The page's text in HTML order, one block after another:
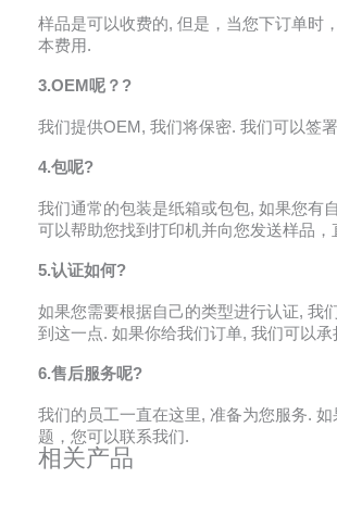
样品是可以收费的, 但是，当您下订单时
本费用.
3.OEM呢？?
我们提供OEM, 我们将保密. 我们可以签
4.包呢?
我们通常的包装是纸箱或包包, 如果您有
可以帮助您找到打印机并向您发送样品，
5.认证如何?
如果您需要根据自己的类型进行认证, 我
到这一点. 如果你给我们订单, 我们可以承
6.售后服务呢?
我们的员工一直在这里, 准备为您服务. 如
题，您可以联系我们.
相关产品